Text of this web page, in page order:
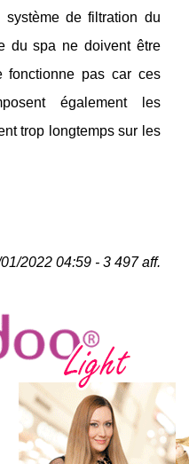
de filtration du
du spa ne doivent être
fonctionne pas car ces
également les
trop longtemps sur les
2022 04:59 - 3 497 aff.